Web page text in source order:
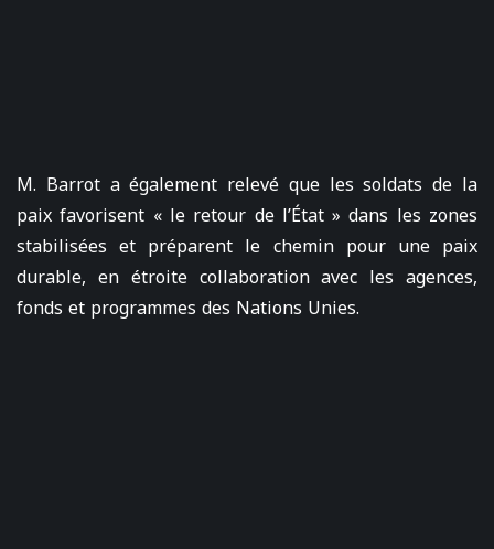
M. Barrot a également relevé que les soldats de la
paix favorisent « le retour de l’État » dans les zones
stabilisées et préparent le chemin pour une paix
durable, en étroite collaboration avec les agences,
fonds et programmes des Nations Unies.